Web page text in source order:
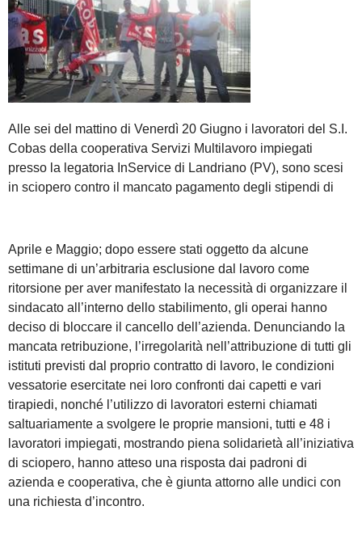
Alle sei del mattino di Venerdì 20 Giugno i lavoratori del S.I.
Cobas della cooperativa Servizi Multilavoro impiegati
presso la legatoria InService di Landriano (PV), sono scesi
in sciopero contro il mancato pagamento degli stipendi di
Aprile e Maggio; dopo essere stati oggetto da alcune
settimane di un’arbitraria esclusione dal lavoro come
ritorsione per aver manifestato la necessità di organizzare il
sindacato all’interno dello stabilimento, gli operai hanno
deciso di bloccare il cancello dell’azienda. Denunciando la
mancata retribuzione, l’irregolarità nell’attribuzione di tutti gli
istituti previsti dal proprio contratto di lavoro, le condizioni
vessatorie esercitate nei loro confronti dai capetti e vari
tirapiedi, nonché l’utilizzo di lavoratori esterni chiamati
saltuariamente a svolgere le proprie mansioni, tutti e 48 i
lavoratori impiegati, mostrando piena solidarietà all’iniziativa
di sciopero, hanno atteso una risposta dai padroni di
azienda e cooperativa, che è giunta attorno alle undici con
una richiesta d’incontro.